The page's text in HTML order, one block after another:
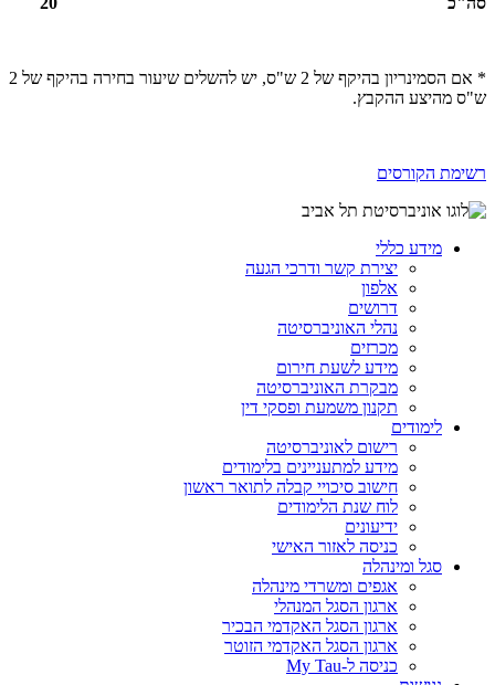
* אם הסמינריון בהיקף של 2 ש"ס, יש להשלים שיעור בחירה בהיקף של 2
ש"ס מהיצע ההקבץ.
רשימת הקורסים
מידע כללי
יצירת קשר ודרכי הגעה
אלפון
דרושים
נהלי האוניברסיטה
מכרזים
מידע לשעת חירום
מבקרת האוניברסיטה
תקנון משמעת ופסקי דין
לימודים
רישום לאוניברסיטה
מידע למתעניינים בלימודים
חישוב סיכויי קבלה לתואר ראשון
לוח שנת הלימודים
ידיעונים
כניסה לאזור האישי
סגל ומינהלה
אגפים ומשרדי מינהלה
ארגון הסגל המנהלי
ארגון הסגל האקדמי הבכיר
ארגון הסגל האקדמי הזוטר
כניסה ל-My Tau